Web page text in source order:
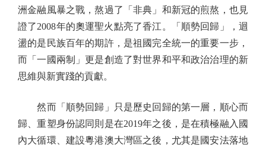
洲金融風暴之戰，熬過了「非典」和新冠的煎熬，也見
證了2008年的奧運聖火點亮了香江。「順勢回歸」，迴
盪的是民族百年的期許，是祖國完全統一的重要一步，
而「一國兩制」更是創造了對世界和平和政治治理的新
思維與新實踐的貢獻。
然而「順勢回歸」只是歷史回歸的第一層，順心而
歸、重塑身份認同則是在2019年之後，是在積極融入國
內大循環、建設粵港澳大灣區之後，尤其是國安法落地